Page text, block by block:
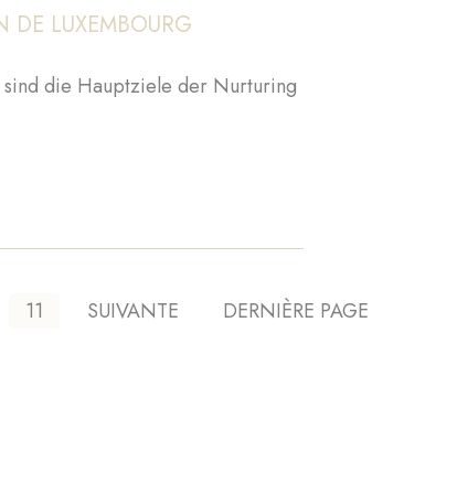
DE LUXEMBOURG
sind die Hauptziele der Nurturing
Seite
11
NÄCHSTE
SUIVANTE
LETZTE
DERNIÈRE PAGE